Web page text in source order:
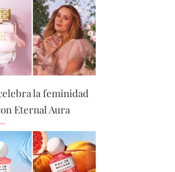
la feminidad
Eternal Aura